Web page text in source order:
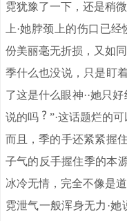
霓犹豫了一下，还是稍
上·她脖颈上的伤口已
份美丽毫无折损，又如
季什么也没说，只是盯
了这是什么眼神··她只
说的吗
”·这话题烂的
而且，季的手还紧紧握
子气的反手握住季的本
冰冷无情，完全不像是道
霓泄气一般浑身无力·她